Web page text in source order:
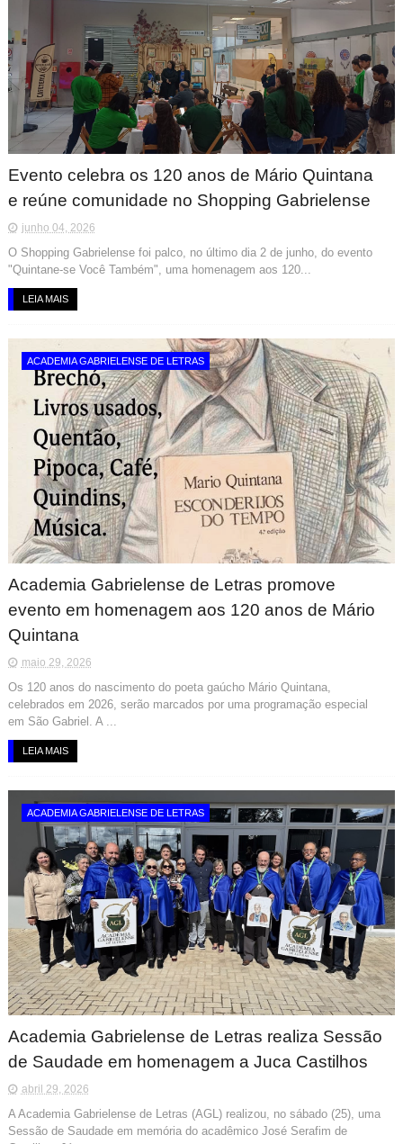
Evento celebra os 120 anos de Mário Quintana
e reúne comunidade no Shopping Gabrielense
junho 04, 2026
O Shopping Gabrielense foi palco, no último dia 2 de junho, do evento
"Quintane-se Você Também", uma homenagem aos 120...
LEIA MAIS
ACADEMIA GABRIELENSE DE LETRAS
Academia Gabrielense de Letras promove
evento em homenagem aos 120 anos de Mário
Quintana
maio 29, 2026
Os 120 anos do nascimento do poeta gaúcho Mário Quintana,
celebrados em 2026, serão marcados por uma programação especial
em São Gabriel. A ...
LEIA MAIS
ACADEMIA GABRIELENSE DE LETRAS
Academia Gabrielense de Letras realiza Sessão
de Saudade em homenagem a Juca Castilhos
abril 29, 2026
A Academia Gabrielense de Letras (AGL) realizou, no sábado (25), uma
Sessão de Saudade em memória do acadêmico José Serafim de